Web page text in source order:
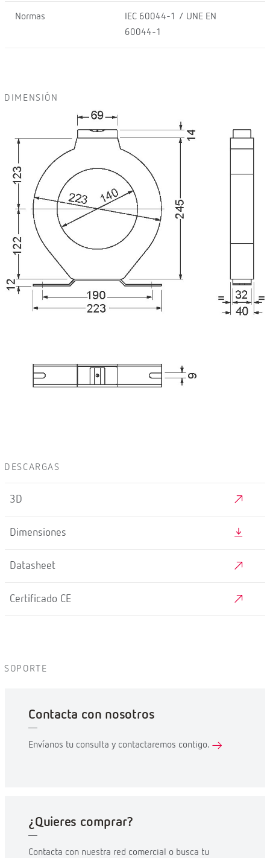
Normas
IEC 60044-1 / UNE EN
60044-1
DIMENSIÓN
DESCARGAS
3D
Dimensiones
Datasheet
Certificado CE
SOPORTE
Contacta con nosotros
Envíanos tu consulta y contactaremos contigo.
¿Quieres comprar?
Contacta con nuestra red comercial o busca tu